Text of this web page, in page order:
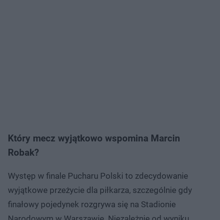
Który mecz wyjątkowo wspomina Marcin
Robak?
Występ w finale Pucharu Polski to zdecydowanie
wyjątkowe przeżycie dla piłkarza, szczególnie gdy
finałowy pojedynek rozgrywa się na Stadionie